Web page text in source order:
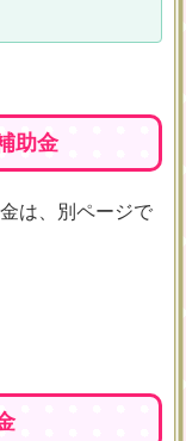
助金
は、別ページで